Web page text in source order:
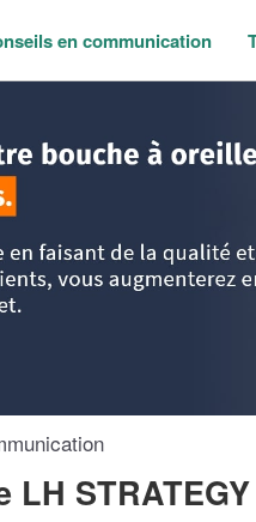
en communication
LH